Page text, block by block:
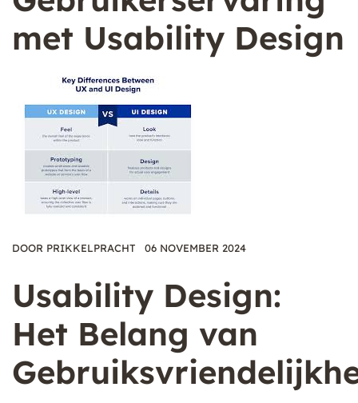
met Usability Design
DOOR PRIKKELPRACHT 06 NOVEMBER 2024
Usability Design:
Het Belang van